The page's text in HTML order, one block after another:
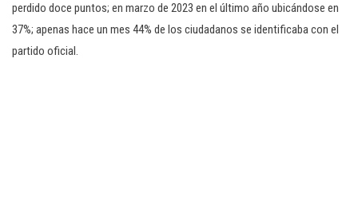
perdido doce puntos; en marzo de 2023 en el último año ubicándose en
37%; apenas hace un mes 44% de los ciudadanos se identificaba con el
partido oficial.